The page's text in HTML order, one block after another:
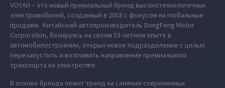
VOYAH – это новый премиальный бренд высокотехнологичных
электромобилей, созданный в 2018 с фокусом на глобальные
продажи. Китайский автопроизводитель DongFeng Motor
Corporation, базируясь на своем 53-летнем опыте в
автомобилестроении, открыл новое подразделение с целью
перезапустить и возглавить направление премиального
транспорта на электротяге.
В основе бренда лежит тренд на слияние современных